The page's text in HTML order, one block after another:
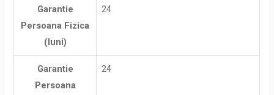
Garantie
Persoana Fizica
(luni)
24
Garantie
Persoana
24